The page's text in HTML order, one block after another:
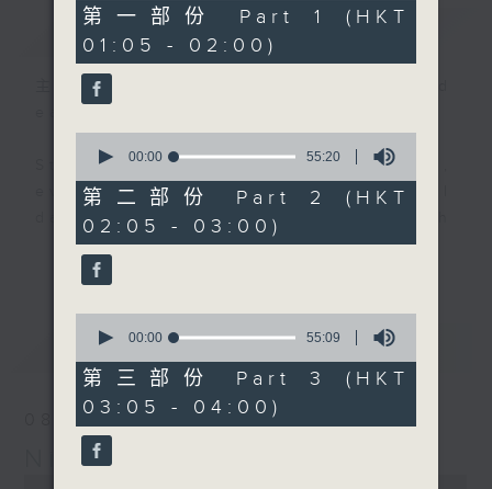
簡介 GIST
主持人：Music for night owls and
Stay with us throughout the night,
every night, from 1.05am until
dawn, as we slowly wake up with
you. Enjoy the non-stop mellow
side of the 70s to the 90s at
grow in pace, moving you towards
the 2000s and a perfect morning
Seven days a week from 1.05am...
最新 LATEST
Night Music on Radio 3
55
minutes,
10
seconds
第一部份 Part 1 (HKT
01:05 - 02:00)
seconds
55
minutes,
20
seconds
00:00 55:20
第二部份 Part 2 (HKT
02:05 - 03:00)
seconds
55
minutes,
9
seconds
00:00 55:09
第三部份 Part 3 (HKT
03:05 - 04:00)